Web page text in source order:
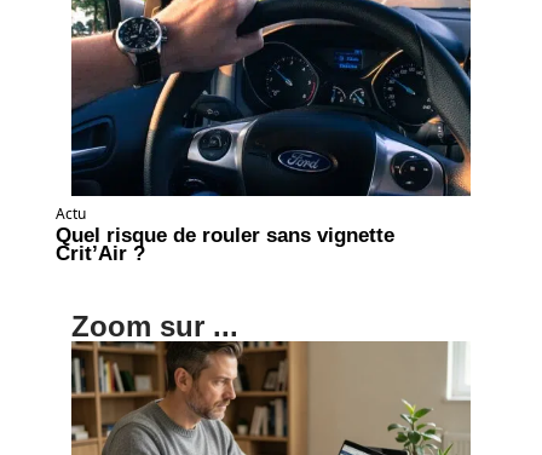
Actu
Quel risque de rouler sans vignette
Crit’Air ?
Zoom sur ...